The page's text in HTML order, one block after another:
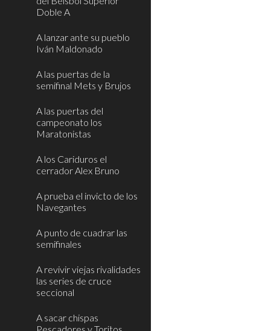
Doble A
A lanzar ante su pueblo
Iván Maldonado
A las puertas de la
semifinal Mets y Brujos
A las puertas del
campeonato los
Maratonistas
A los Cariduros el
cerrador Alex Bruno
A prueba el invicto de los
Navegantes
A punto de cuadrar las
semifinales
A revivir viejas rivalidades
las series de cruce
seccional
A sacar chispas